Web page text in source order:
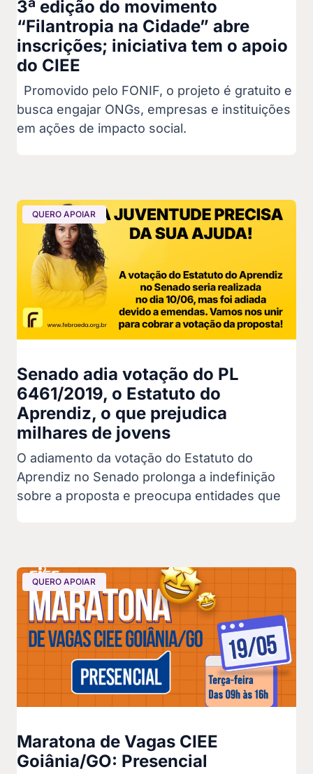
3ª edição do movimento
“Filantropia na Cidade” abre
inscrições; iniciativa tem o apoio
do CIEE
Promovido pelo FONIF, o projeto é gratuito e
busca engajar ONGs, empresas e instituições
em ações de impacto social.
QUERO APOIAR
Senado adia votação do PL
6461/2019, o Estatuto do
Aprendiz, o que prejudica
milhares de jovens
O adiamento da votação do Estatuto do
Aprendiz no Senado prolonga a indefinição
sobre a proposta e preocupa entidades que
QUERO APOIAR
Maratona de Vagas CIEE
Goiânia/GO: Presencial